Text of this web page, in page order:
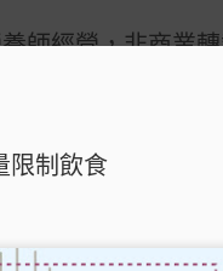
限制飲食
師經營，非商業